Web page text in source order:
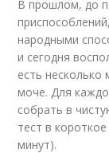
В прошлом, до
народными
и сегодня
есть
моче. Для
собрать в
тест в
минут).